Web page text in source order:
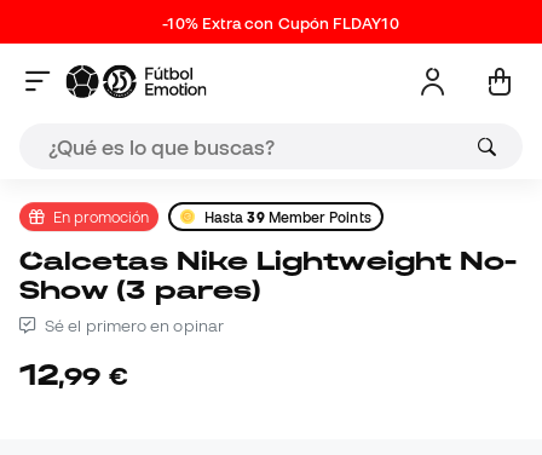
-10% Extra con Cupón FLDAY10
En promoción Hasta39Member Points
Calcetas Nike Lightweight No-
Show (3 pares)
Sé el primero en opinar
12,99 €